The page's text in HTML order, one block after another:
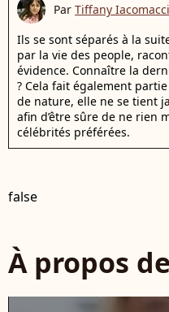
Par Tiffany Iacomacci
Ils se sont séparés à la
par la vie des people,
évidence. Connaître la
? Cela fait également
de nature, elle ne se tient
afin d’être sûre de ne rien
célébrités préférées.
false
À propos de